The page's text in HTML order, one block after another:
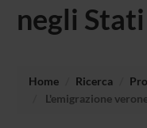
negli
Home Ricerca
L'emigrazione